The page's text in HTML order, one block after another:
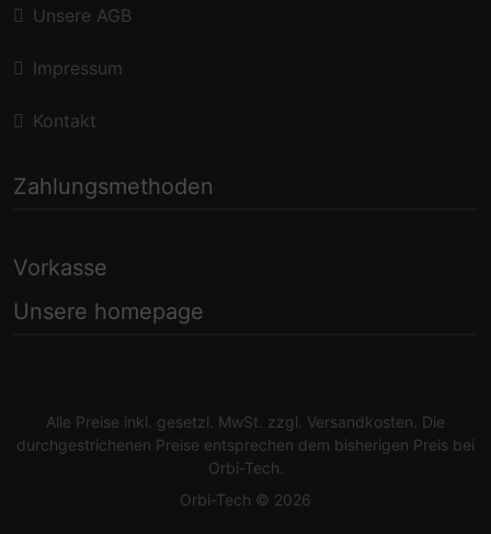
Unsere AGB
Impressum
Kontakt
Zahlungsmethoden
Vorkasse
Unsere homepage
Alle Preise inkl. gesetzl. MwSt. zzgl. Versandkosten . Die
durchgestrichenen Preise entsprechen dem bisherigen Preis bei
Orbi-Tech.
Orbi-Tech © 2026